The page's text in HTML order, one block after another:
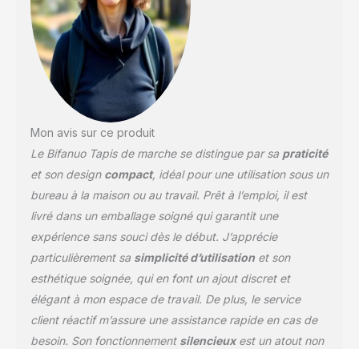
Mon avis sur ce produit
Le Bifanuo Tapis de marche se distingue par sa praticité
et son design compact, idéal pour une utilisation sous un
bureau à la maison ou au travail. Prêt à l’emploi, il est
livré dans un emballage soigné qui garantit une
expérience sans souci dès le début. J’apprécie
particulièrement sa simplicité d’utilisationet son
esthétique soignée, qui en font un ajout discret et
élégant à mon espace de travail. De plus, le service
client réactif m’assure une assistance rapide en cas de
besoin. Son fonctionnement silencieuxest un atout non